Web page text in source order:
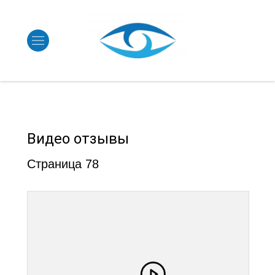
Видео отзывы
Страница 78